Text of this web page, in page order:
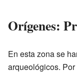
Orígenes:
En esta zona se
arqueológicos.